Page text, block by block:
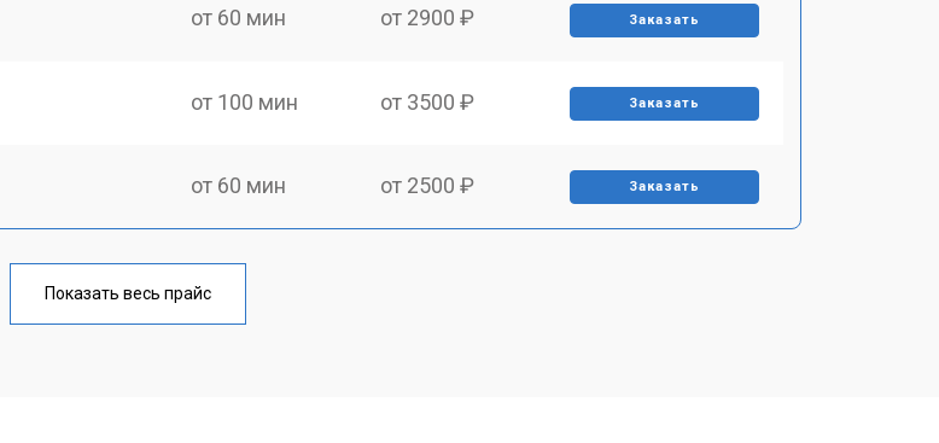
от 60 мин от 2900 ₽ Заказать
от 100 мин от 3500 ₽ Заказать
от 60 мин от 2500 ₽ Заказать
от 90 мин
Показать весь прайс